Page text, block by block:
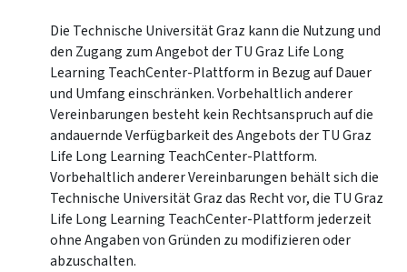
Die Technische Universität Graz kann die Nutzung und
den Zugang zum Angebot der TU Graz Life Long
Learning TeachCenter-Plattform in Bezug auf Dauer
und Umfang einschränken. Vorbehaltlich anderer
Vereinbarungen besteht kein Rechtsanspruch auf die
andauernde Verfügbarkeit des Angebots der TU Graz
Life Long Learning TeachCenter-Plattform.
Vorbehaltlich anderer Vereinbarungen behält sich die
Technische Universität Graz das Recht vor, die TU Graz
Life Long Learning TeachCenter-Plattform jederzeit
ohne Angaben von Gründen zu modifizieren oder
abzuschalten.